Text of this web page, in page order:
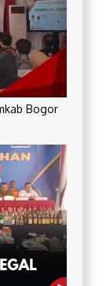
Bogor